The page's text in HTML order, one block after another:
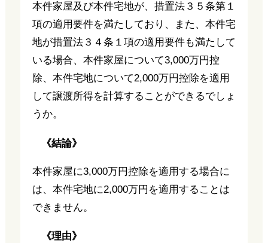
本件家屋及び本件宅地が、措置法３５条第１
項の適用要件を満たしており、また、本件宅
地が措置法３４条１項の適用要件も満たして
いる場合、本件家屋について3,000万円控
除、本件宅地について2,000万円控除を適用
して譲渡所得を計算することができるでしょ
うか。
《結論》
本件家屋に3,000万円控除を適用する場合に
は、本件宅地に2,000万円を適用することは
できません。
《理由》